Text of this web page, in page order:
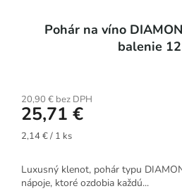
Pohár na víno
balenie
20,90 € bez DPH
25,71 €
Jednotková
2,14 € / 1 ks
Luxusný klenot, pohár typu
nápoje, ktoré ozdobia každú...